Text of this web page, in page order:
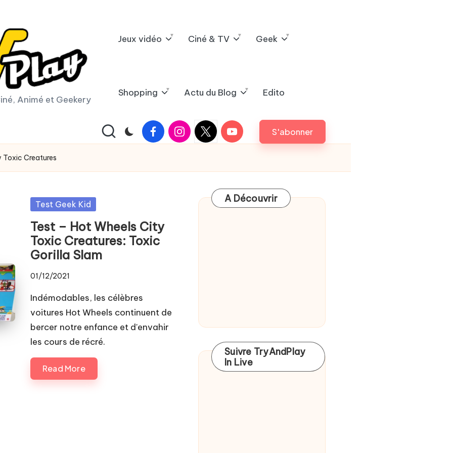
Animé et Geekery
Jeux vidéo Ciné & TV Geek
Shopping Actu du Blog Edito
FacebookInstagram
X
|
Youtube S'abonner
Toxic Creatures
Posted
Test Geek Kid
Test – Hot Wheels City
Toxic Creatures: Toxic
Gorilla Slam
01/12/2021
Indémodables, les célèbres
voitures Hot Wheels continuent de
bercer notre enfance et d'envahir
les cours de récré.
Read More
A Découvrir
Suivre TryAndPlay
In Live